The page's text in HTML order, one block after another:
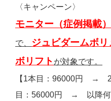
〈キャンペーン〉
モニター（症例掲載
で、 ジュビダームボリ
ボリフト が対象です。
【1本目：96000円 →
目：56000円 → 以降何